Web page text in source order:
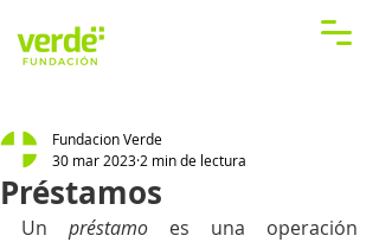
Préstamos
Fundacion Verde
30 mar 2023 2 min de lectura
Un préstamo es una operación